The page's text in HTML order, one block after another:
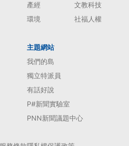
產經
文教科技
環境
社福人權
主題網站
我們的島
獨立特派員
有話好說
P#新聞實驗室
PNN新聞議題中心